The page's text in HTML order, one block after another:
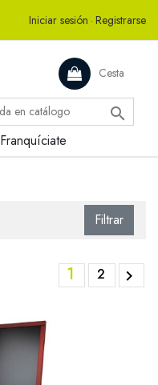
Iniciar sesión · Registrarse
Cesta

Franquíciate
Filtrar
1 2 